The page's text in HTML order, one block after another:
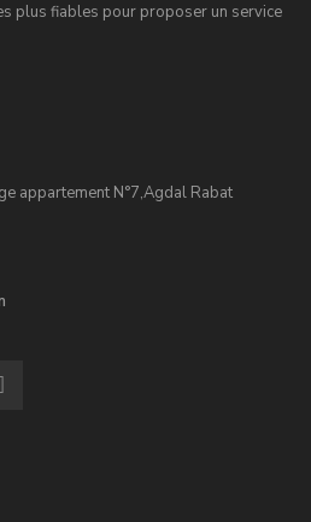
plus fiables pour proposer un service
appartement N°7,Agdal Rabat